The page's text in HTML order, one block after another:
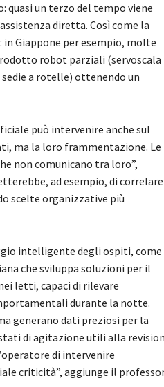
quasi un terzo del tempo viene
diretta. Così come la
Giappone per esempio, molte
robot parziali (servoscala
a rotelle) ottenendo un
può intervenire anche sul
ma la loro frammentazione. Le
non comunicano tra loro”,
ad esempio, di correlare
scelte organizzative più
intelligente degli ospiti, come
che sviluppa soluzioni per il
letti, capaci di rilevare
durante la notte.
generano dati preziosi per la
di agitazione utili alla
di intervenire
criticità”, aggiunge il